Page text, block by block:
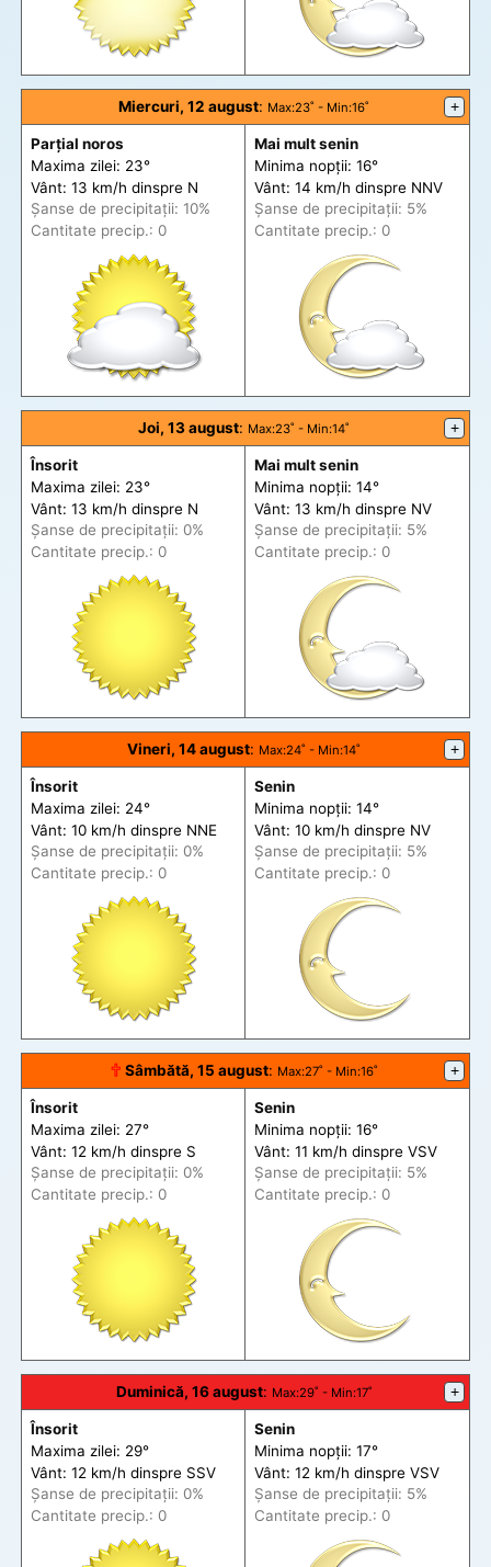
Miercuri, 12 august: Max:23˚ - Min:16˚ +
Parțial noros
Maxima zilei: 23°
Vânt: 13 km/h dinspre N
Șanse de precipitații: 10%
Cantitate precip.: 0
Mai mult senin
Minima nopții: 16°
Vânt: 14 km/h dinspre NNV
Șanse de precipitații: 5%
Cantitate precip.: 0
Joi, 13 august: Max:23˚ - Min:14˚ +
Însorit
Maxima zilei: 23°
Vânt: 13 km/h dinspre N
Șanse de precipitații: 0%
Cantitate precip.: 0
Mai mult senin
Minima nopții: 14°
Vânt: 13 km/h dinspre NV
Șanse de precipitații: 5%
Cantitate precip.: 0
Vineri, 14 august: Max:24˚ - Min:14˚ +
Însorit
Maxima zilei: 24°
Vânt: 10 km/h dinspre NNE
Șanse de precipitații: 0%
Cantitate precip.: 0
Senin
Minima nopții: 14°
Vânt: 10 km/h dinspre NV
Șanse de precipitații: 5%
Cantitate precip.: 0
🕆 Sâmbătă, 15 august: Max:27˚ - Min:16˚ +
Însorit
Maxima zilei: 27°
Vânt: 12 km/h dinspre S
Șanse de precipitații: 0%
Cantitate precip.: 0
Senin
Minima nopții: 16°
Vânt: 11 km/h dinspre VSV
Șanse de precipitații: 5%
Cantitate precip.: 0
Duminică, 16 august: Max:29˚ - Min:17˚ +
Însorit
Maxima zilei: 29°
Vânt: 12 km/h dinspre SSV
Șanse de precipitații: 0%
Cantitate precip.: 0
Senin
Minima nopții: 17°
Vânt: 12 km/h dinspre VSV
Șanse de precipitații: 5%
Cantitate precip.: 0